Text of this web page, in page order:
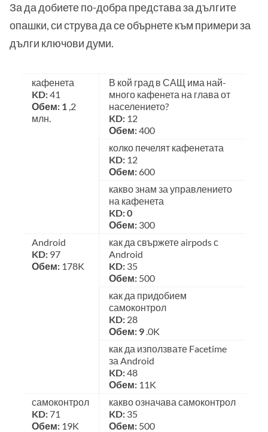
За да добиете по-добра представа за дългите
опашки, си струва да се обърнете към примери за
дълги ключови думи.
кафенета
KD:41
Обем: 1 ,2
млн.
В кой град в САЩ има най-
много кафенета на глава от
населението?
KD: 12
Обем:400
колко печелят кафенетата
KD: 12
Обем: 600
какво знам за управлението
на кафенета
KD: 0
Обем: 300
Android
KD: 97
Обем: 178K
как да свържете airpods с
Android
KD: 35
Обем: 500
как да придобием
самоконтрол
KD: 28
Обем: 9 .0K
как да използвате Facetime
за Android
KD:48
Обем: 11K
самоконтрол
KD: 71
Обем: 19K
какво означава самоконтрол
KD: 35
Обем: 500